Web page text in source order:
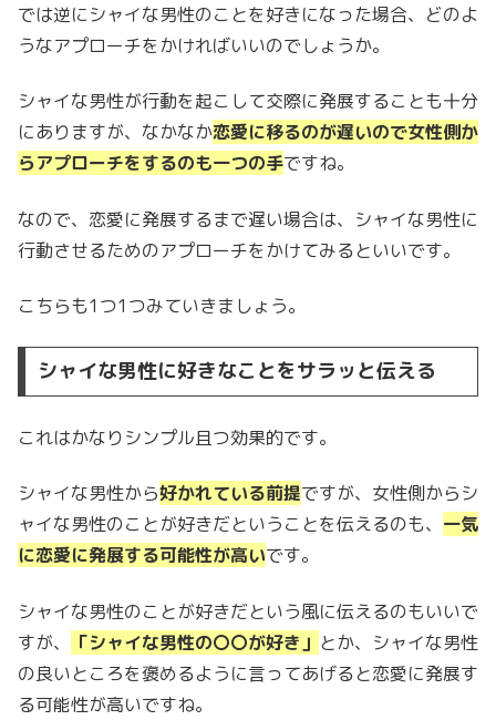
では逆にシャイな男性のことを好きになった場合、どのよ
うなアプローチをかければいいのでしょうか。
シャイな男性が行動を起こして交際に発展することも十分
にありますが、なかなか恋愛に移るのが遅いので女性側か
らアプローチをするのも一つの手ですね。
なので、恋愛に発展するまで遅い場合は、シャイな男性に
行動させるためのアプローチをかけてみるといいです。
こちらも1つ1つみていきましょう。
シャイな男性に好きなことをサラッと伝える
これはかなりシンプル且つ効果的です。
シャイな男性から好かれている前提ですが、女性側からシ
ャイな男性のことが好きだということを伝えるのも、 一気
に恋愛に発展する可能性が高いです。
シャイな男性のことが好きだという風に伝えるのもいいで
すが、
「シャイな男性の〇〇が好き」 とか、シャイな男性
の良いところを褒めるように言ってあげると恋愛に発展す
る可能性が高いですね。